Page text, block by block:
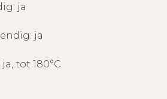
ja
ja
tot 180°C